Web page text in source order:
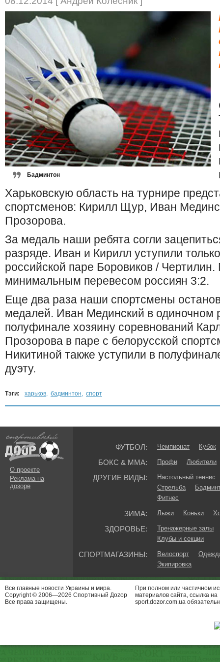
Бадминтон
Харьковскую область на турнире
спортсменов: Кирилл Щур, Иван
Прозорова.
За медаль наши ребята согли
разряде. Иван и Кирилл уступили
российской паре Боровиков /
минимальным перевесом россиян 3:2.
Еще два раза наши спортсмены
медалей. Иван Мединский в одиночном
полуфинале хозяину соревнований
Прозорова в паре с белорусской
Никитиной также уступили в
дуэту.
Тэги: харьков, бадминтон, спорт
О проекте
Реклама на
дозоре
ФУТБОЛ: Чемпионат Кубок
БОКС & ММА: Профи Любители
ДРУГИЕ ВИДЫ:
Настольный теннис
Стрельба
Фитнес
ЗИМА: Лыжи Коньки
ЗДОРОВЬЕ:
Тренажерные залы
Клубы и секции
СПОРТМАГАЗИНЫ: Велоспорт
Экипировка
Все главные новости Украины и мира.
Copyright © 2006—2026 Спортивный Доzор
Все права защищены.
При полном или частичном
материалов сайта, ссылка на
sport.dozor.com.ua